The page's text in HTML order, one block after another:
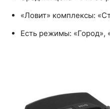
«Ловит» комплексы:
Есть режимы: «Город»,